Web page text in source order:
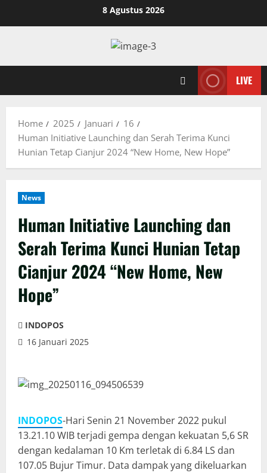
8 Agustus 2026
LIVE
Home 2025 Januari
16
Human Initiative Launching dan Serah Terima Kunci
Hunian Tetap Cianjur 2024 “New Home, New Hope”
News
Human Initiative Launching dan
Serah Terima Kunci Hunian Tetap
Cianjur 2024 “New Home, New
Hope”
INDOPOS
16 Januari 2025
INDOPOS-Hari Senin 21 November 2022 pukul
13.21.10 WIB terjadi gempa dengan kekuatan 5,6 SR
dengan kedalaman 10 Km terletak di 6.84 LS dan
107.05 Bujur Timur. Data dampak yang dikeluarkan